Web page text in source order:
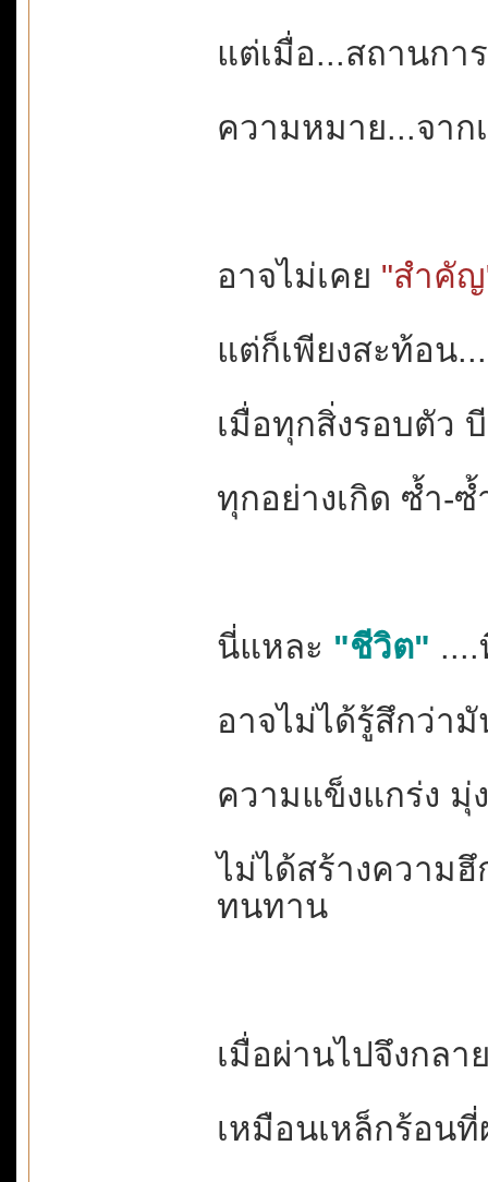
แต่เมื่อ...สถานกา
ความหมาย...จาก
อาจไม่เคย "สำคั
แต่ก็เพียงสะท้อน
เมื่อทุกสิ่งรอบตัว
ทุกอย่างเกิด ซ้ำ-
นี่แหละ "ชีวิต"
อาจไม่ได้รู้สึกว่า
ความแข็งแกร่ง มุ่
ไม่ได้สร้างความ
ทนทาน
เมื่อผ่านไปจึงกลา
เหมือนเหล็กร้อน